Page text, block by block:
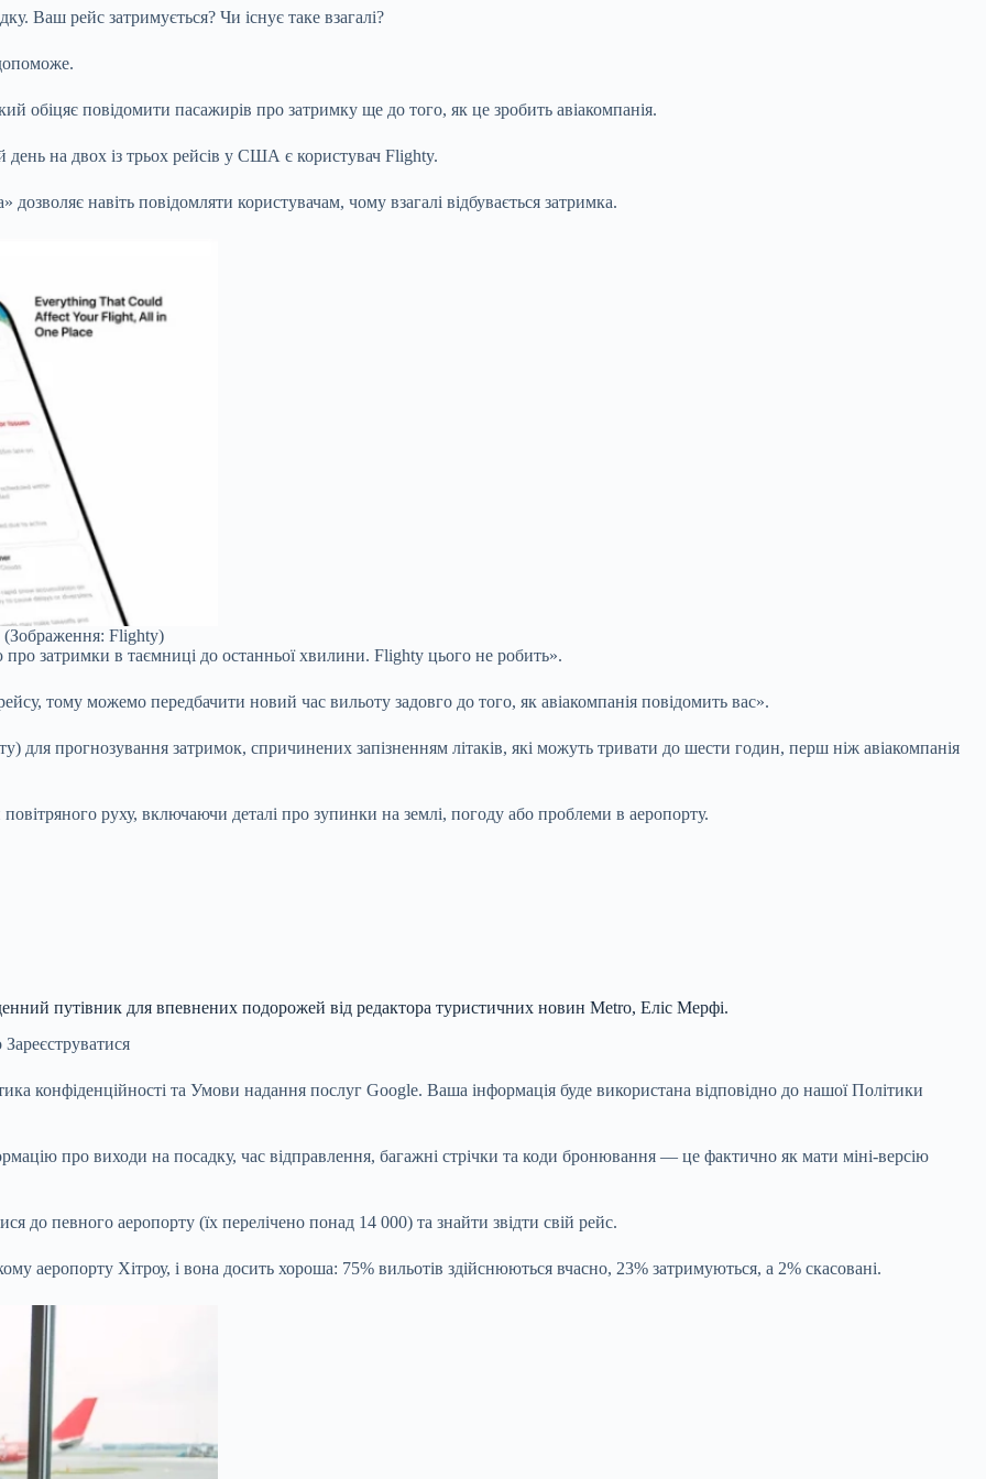
Ваш рейс затримується? Чи існує таке взагалі?
обіцяє повідомити пасажирів про затримку ще до того, як це зробить авіакомпанія.
на двох із трьох рейсів у США є користувач Flighty.
навіть повідомляти користувачам, чому взагалі відбувається затримка.
(Зображення: Flighty)
затримки в таємниці до останньої хвилини. Flighty цього не робить».
тому можемо передбачити новий час вильоту задовго до того, як авіакомпанія повідомить вас».
для прогнозування затримок, спричинених запізненням літаків, які можуть тривати до шести годин, перш ніж авіакомпанія
руху, включаючи деталі про зупинки на землі, погоду або проблеми в аеропорту.
путівник для впевнених подорожей від редактора туристичних новин Metro, Еліс Мерфі.
Зареєструватися
конфіденційності та Умови надання послуг Google. Ваша інформація буде використана відповідно до нашої Політики
про виходи на посадку, час відправлення, багажні стрічки та коди бронювання — це фактично як мати міні-версію
до певного аеропорту (їх перелічено понад 14 000) та знайти звідти свій рейс.
аеропорту Хітроу, і вона досить хороша: 75% вильотів здійснюються вчасно, 23% затримуються, а 2% скасовані.